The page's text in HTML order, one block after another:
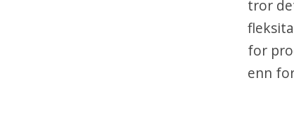
tror
for
enn